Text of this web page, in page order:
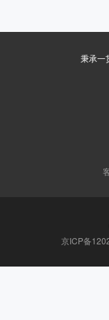
秉承一
京ICP备